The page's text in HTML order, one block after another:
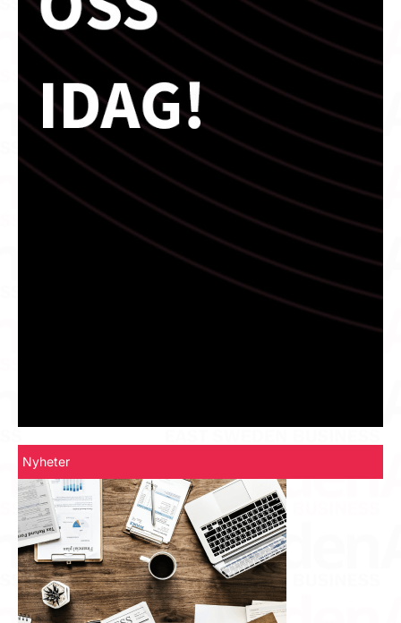
Nyheter